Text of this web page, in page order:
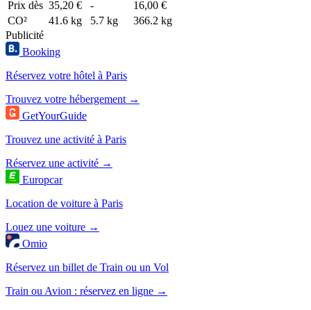
Prix dès 35,20 € -
16,00 €
CO²
41.6 kg 5.7 kg
366.2 kg
Publicité
Booking
Réservez votre hôtel à Paris
Trouvez votre hébergement →
GetYourGuide
Trouvez une activité à Paris
Réservez une activité →
Europcar
Location de voiture à Paris
Louez une voiture →
Omio
Réservez un billet de Train ou un Vol
Train ou Avion : réservez en ligne →